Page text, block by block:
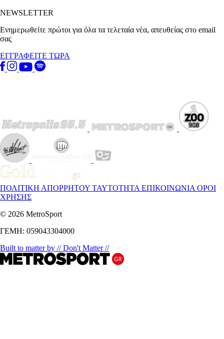
NEWSLETTER
Ενημερωθείτε πρώτοι για όλα τα τελεταία νέα, απευθείας στο email
σας
ΕΓΓΡΑΦΕΙΤΕ ΤΩΡΑ
ΠΟΛΙΤΙΚΗ ΑΠΟΡΡΗΤΟΥ ΤΑΥΤΟΤΗΤΑ ΕΠΙΚΟΙΝΩΝΙΑ ΟΡΟΙ
ΧΡΗΣΗΣ
© 2026 MetroSport
ΓΕΜΗ: 059043304000
Built to matter by // Don't Matter //